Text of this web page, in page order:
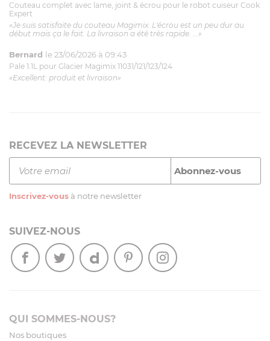
Couteau complet avec lame, joint & écrou pour le robot cuiseur Cook
Expert
«Je suis satisfaite du couteau Magimix. L'écrou est un peu dur au
début mais ça le fait. La livraison a été très rapide. ...»
Bernard le 23/06/2026 à 09:43
Pale 1.1L pour Glacier Magimix 11031/121/123/124
«Excellent: produit et livraison»
RECEVEZ LA NEWSLETTER
Inscrivez-vous à notre newsletter
SUIVEZ-NOUS
QUI SOMMES-NOUS?
Nos boutiques